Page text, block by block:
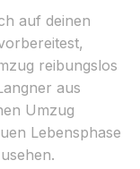
auf deinen
reibungslos
aus
Umzug
Lebensphase